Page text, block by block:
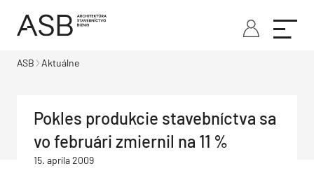
ASB Aktuálne
Pokles produkcie stavebníctva sa
vo februári zmiernil na 11 %
15. apríla 2009